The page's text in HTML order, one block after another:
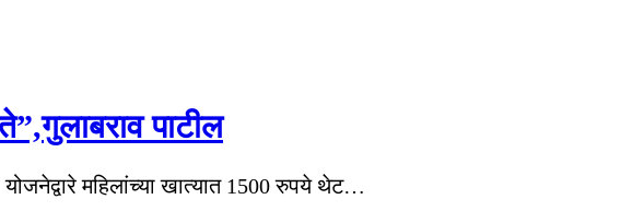
पाटील
महिलांच्या खात्यात 1500 रुपये थेट…